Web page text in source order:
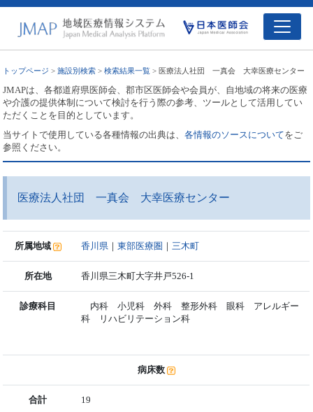
トップページ >施設別検索 >検索結果一覧 > 医療法人社団 一真会 大幸医療センター
JMAPは、各都道府県医師会、郡市区医師会や会員が、自地域の将来の医療
や介護の提供体制について検討を行う際の参考、ツールとして活用してい
ただくことを目的としています。
当サイトで使用している各種情報の出典は、各情報のソースについてをご
参照ください。
医療法人社団 一真会 大幸医療センター
所属地域 香川県 ｜東部医療圏 ｜ 三木町
所在地 香川県三木町大字井戸526-1
診療科目
内科 小児科 外科 整形外科 眼科 アレルギー
科 リハビリテーション科
病床数
合計 19